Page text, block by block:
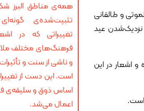
و طالقانی
نزدیک‌شدن عید
اشعار در این
همه‌ی مناطق البرز
تثبیت‌شده‌ی
تغییراتی که در
فرهنگ‌های مختلف
و ناشی از سنت و
است. این دست از
اساس ذوق و سلیقه‌ی
اعمال می‌شد.